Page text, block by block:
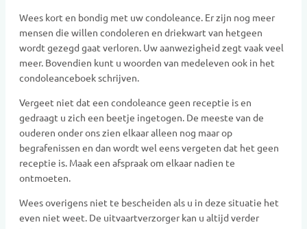
Wees kort en bondig met uw condoleance. Er zijn nog meer
mensen die willen condoleren en driekwart van hetgeen
wordt gezegd gaat verloren. Uw aanwezigheid zegt vaak veel
meer. Bovendien kunt u woorden van medeleven ook in het
condoleanceboek schrijven.
Vergeet niet dat een condoleance geen receptie is en
gedraagt u zich een beetje ingetogen. De meeste van de
ouderen onder ons zien elkaar alleen nog maar op
begrafenissen en dan wordt wel eens vergeten dat het geen
receptie is. Maak een afspraak om elkaar nadien te
ontmoeten.
Wees overigens niet te bescheiden als u in deze situatie het
even niet weet. De uitvaartverzorger kan u altijd verder